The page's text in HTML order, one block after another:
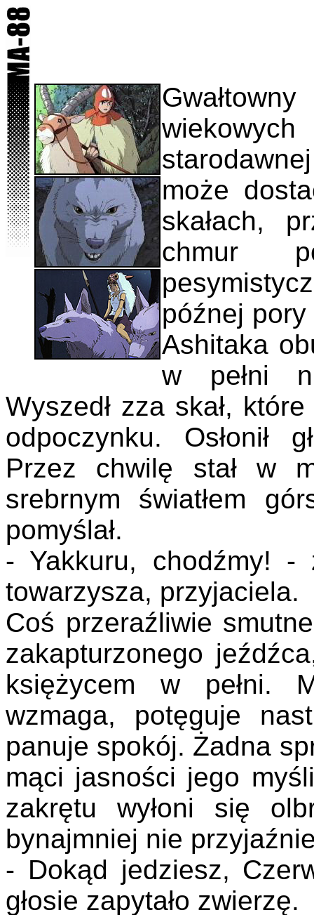
może
skałach,
chmur
późnej pory
Ashitaka
w pełni
Wyszedł zza skał,
odpoczynku. Osłonił
Przez chwilę stał w
srebrnym światłem
pomyślał.
- Yakkuru, chodźmy! -
towarzysza, przyjaciela.
Coś przeraźliwie
zakapturzonego
księżycem w pełni.
wzmaga, potęguje
panuje spokój. Żadna
mąci jasności jego
zakrętu wyłoni się
bynajmniej nie
- Dokąd jedziesz,
głosie zapytało zwierzę.